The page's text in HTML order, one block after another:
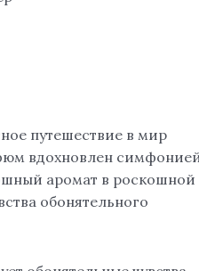
путешествие в мир
вдохновлен
аромат в роскошной
обонятельного